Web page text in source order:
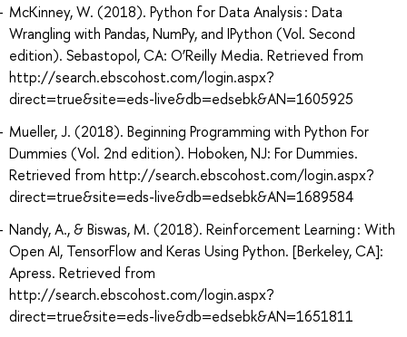
McKinney, W. (2018). Python for Data Analysis : Data
Wrangling with Pandas, NumPy, and IPython (Vol. Second
edition). Sebastopol, CA: O’Reilly Media. Retrieved from
http://search.ebscohost.com/login.aspx?
direct=true&site=eds-live&db=edsebk&AN=1605925
Mueller, J. (2018). Beginning Programming with Python For
Dummies (Vol. 2nd edition). Hoboken, NJ: For Dummies.
Retrieved from http://search.ebscohost.com/login.aspx?
direct=true&site=eds-live&db=edsebk&AN=1689584
Nandy, A., & Biswas, M. (2018). Reinforcement Learning : With
Open AI, TensorFlow and Keras Using Python. [Berkeley, CA]:
Apress. Retrieved from
http://search.ebscohost.com/login.aspx?
direct=true&site=eds-live&db=edsebk&AN=1651811